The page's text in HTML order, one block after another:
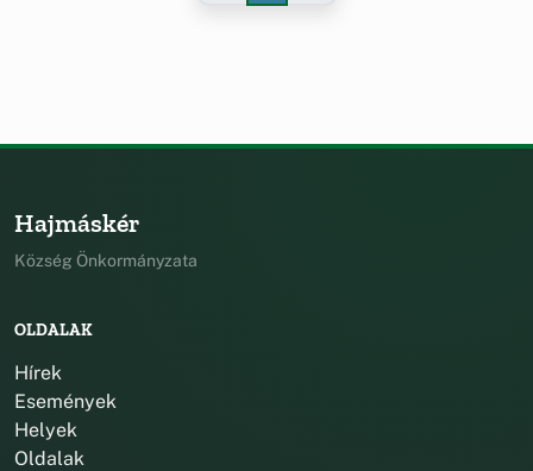
Hajmáskér
Község Önkormányzata
OLDALAK
Hírek
Események
Helyek
Oldalak